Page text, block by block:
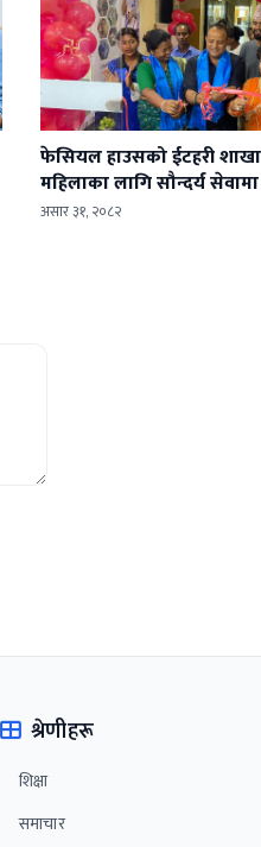
फेसियल हाउसको ईटहरी शाखा
महिलाका लागि सौन्दर्य
असार ३१, २०८२
श्रेणीहरू
शिक्षा
समाचार